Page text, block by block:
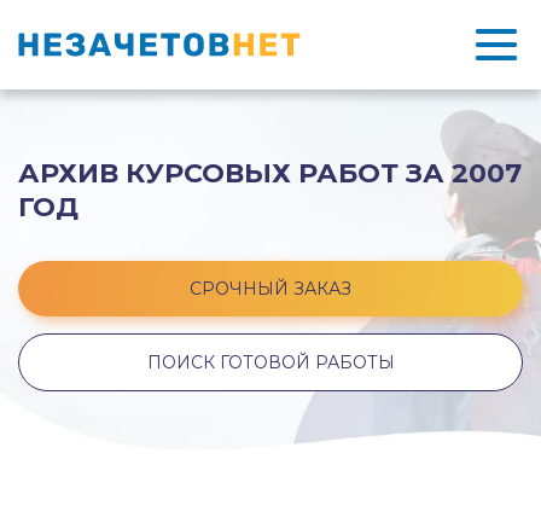
АРХИВ КУРСОВЫХ РАБОТ ЗА 2007
ГОД
СРОЧНЫЙ ЗАКАЗ
ПОИСК ГОТОВОЙ РАБОТЫ